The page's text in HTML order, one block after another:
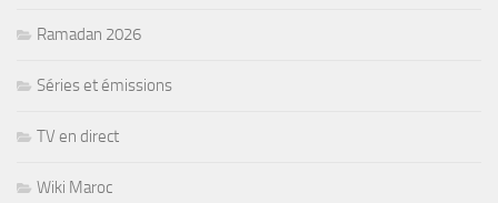
Ramadan 2026
Séries et émissions
TV en direct
Wiki Maroc